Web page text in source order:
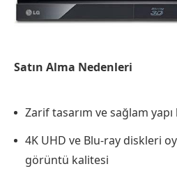
Satın Alma Nedenleri
Zarif tasarım ve sağlam
4K UHD ve Blu-ray diskleri
görüntü kalitesi